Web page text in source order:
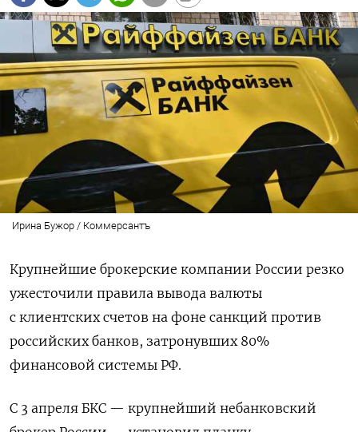
Ирина Бужор / Коммерсантъ
Крупнейшие брокерские компании России резко
ужесточили правила вывода валюты
с клиентских счетов на фоне санкций против
российских банков, затронувших 80%
финансовой системы РФ.
С 3 апреля БКС — крупнейший небанковский